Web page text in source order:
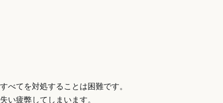
てを対処することは困難です。
い疲弊してしまいます。